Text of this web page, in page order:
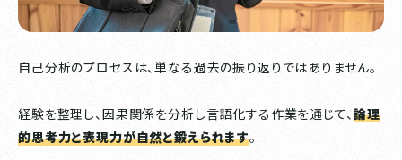
自己分析のプロセスは、単なる過去の振り返りではありません。
経験を整理し、因果関係を分析し言語化する作業を通じて、論理
的思考力と表現力が自然と鍛えられます。